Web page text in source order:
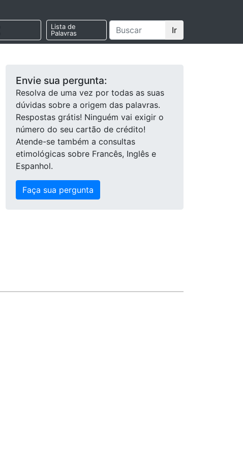
Lista de
Palavras
Ir
Envie sua pergunta:
Resolva de uma vez por todas as suas
dúvidas sobre a origem das palavras.
Respostas grátis! Ninguém vai exigir o
número do seu cartão de crédito!
Atende-se também a consultas
etimológicas sobre Francês, Inglês e
Espanhol.
Faça sua pergunta